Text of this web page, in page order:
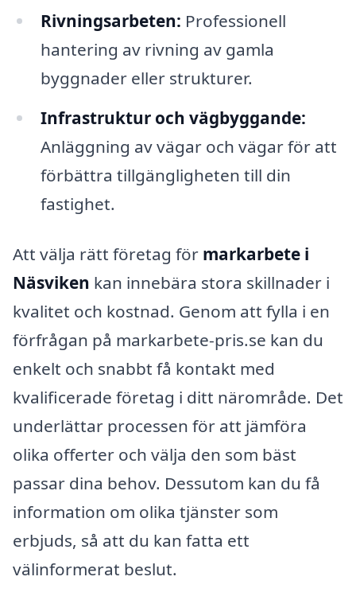
Rivningsarbeten: Professionell
hantering av rivning av gamla
byggnader eller strukturer.
Infrastruktur och vägbyggande:
Anläggning av vägar och vägar för att
förbättra tillgängligheten till din
fastighet.
Att välja rätt företag för markarbete i
Näsviken kan innebära stora skillnader i
kvalitet och kostnad. Genom att fylla i en
förfrågan på markarbete-pris.se kan du
enkelt och snabbt få kontakt med
kvalificerade företag i ditt närområde. Det
underlättar processen för att jämföra
olika offerter och välja den som bäst
passar dina behov. Dessutom kan du få
information om olika tjänster som
erbjuds, så att du kan fatta ett
välinformerat beslut.